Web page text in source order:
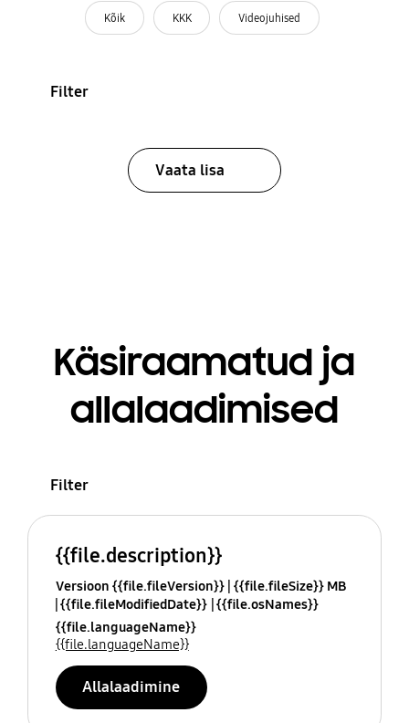
Kõik KKK Videojuhised
Filter
Vaata lisa
Käsiraamatud ja
allalaadimised
Filter
{{file.description}}
Versioon {{file.fileVersion}} {{file.fileSize}} MB
{{file.fileModifiedDate}} {{file.osNames}}
{{file.languageName}}
{{file.languageName}}
Allalaadimine